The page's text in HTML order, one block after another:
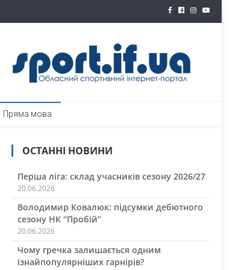
Пряма мова
ОСТАННІ НОВИНИ
Перша ліга: склад учасників сезону 2026/27
20.06.2026
Володимир Ковалюк: підсумки дебютного
сезону НК “Пробій”
20.06.2026
Чому гречка залишається одним
ізнайпопулярніших гарнірів?